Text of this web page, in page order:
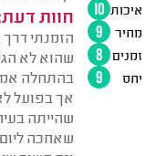
חוות
הזמנתי
שהוא לא
בהתחלה
אך בפועל
שהייתה
שאחכה
איכות 10
מחיר
9
זמנים 8
יחס
9